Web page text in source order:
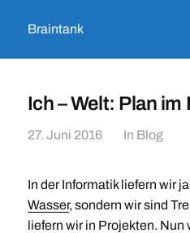
Braintank
Ich – Welt: Plan im
27. Juni 2016 In Blog
In der Informatik liefern wir
Wasser, sondern wir sind
liefern wir in Projekten. Nun